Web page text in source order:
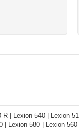
| Lexion 540 | Lexion
Lexion 580 | Lexion 560